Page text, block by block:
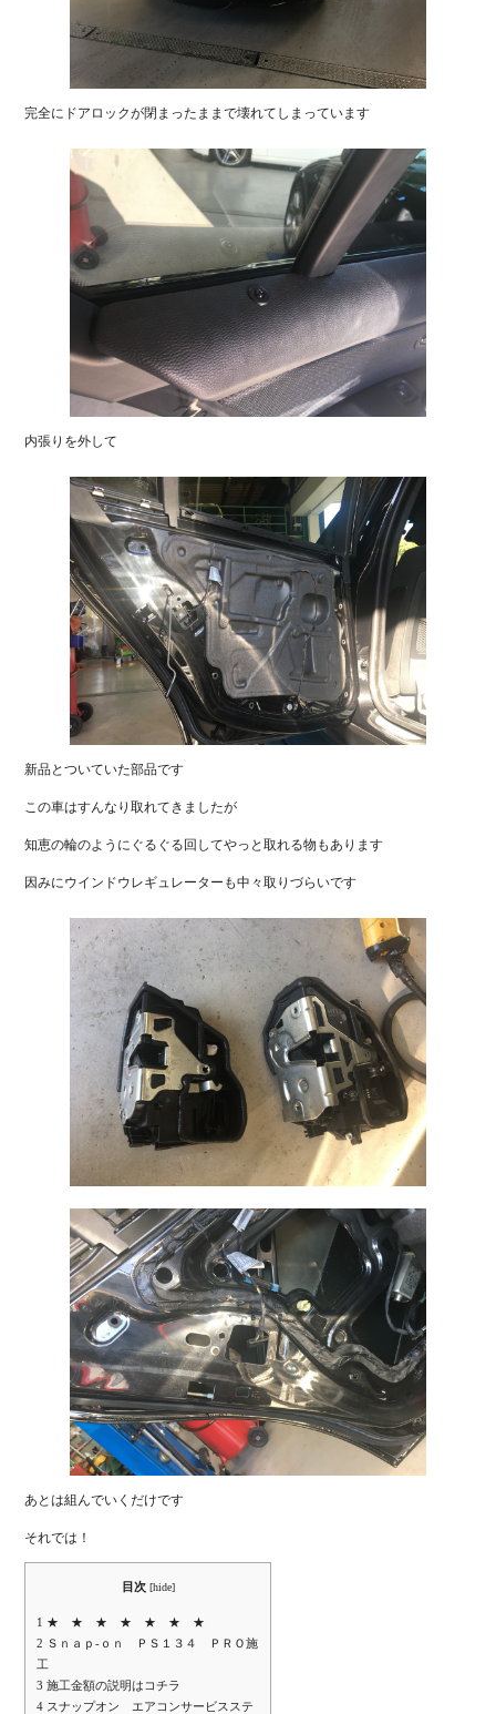
完全にドアロックが閉まったままで壊れてしまっています
内張りを外して
新品とついていた部品です
この車はすんなり取れてきましたが
知恵の輪のようにぐるぐる回してやっと取れる物もあります
因みにウインドウレギュレーターも中々取りづらいです
あとは組んでいくだけです
それでは！
目次 [hide]
1 ★ ★ ★ ★ ★ ★ ★
2 Ｓｎａｐ-ｏｎ ＰＳ１３４ ＰＲＯ施
工
3 施工金額の説明はコチラ
4 スナップオン エアコンサービスステ